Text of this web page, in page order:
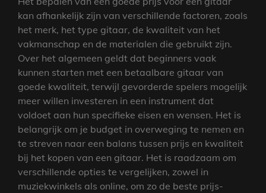
kan afhankelijk zijn van verschillende factoren, zoals
het merk, het type gitaar, de kwaliteit van het
vakmanschap en de materialen die gebruikt zijn.
Over het algemeen geldt dat beginners vaak
kunnen starten met een betaalbare gitaar van
goede kwaliteit, terwijl gevorderde spelers mogelijk
meer willen investeren in een instrument dat
voldoet aan hun specifieke eisen en wensen. Het is
belangrijk om je budget in overweging te nemen en
te streven naar een balans tussen prijs en kwaliteit
bij het kopen van een gitaar. Het is raadzaam om
verschillende opties te vergelijken, zowel in
muziekwinkels als online, om zo de beste prijs-